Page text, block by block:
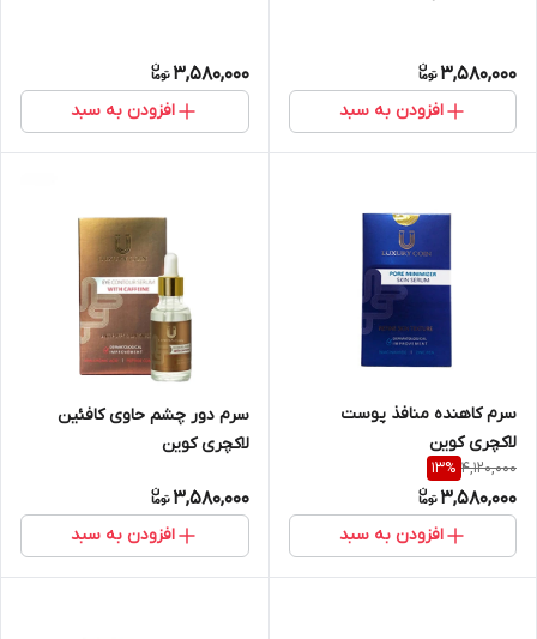
3,580,000
افزودن به سبد
3,580,000
افزودن به سبد
سرم کاهنده منافذ پوست
لاکچری کوین
4,120,000
13%
3,580,000
افزودن به سبد
سرم دور چشم حاوی کافئین
لاکچری کوین
3,580,000
افزودن به سبد